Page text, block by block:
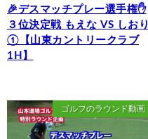
🎉デスマッチプレー選手権✋
３位決定戦 もえな VS しおり
①【山東カントリークラブ
1H】
ゴルフのラウンド動画